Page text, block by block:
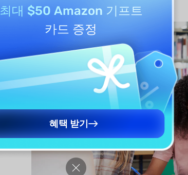
최대 $50 Amazon 기프트
카드 증정
혜택 받기